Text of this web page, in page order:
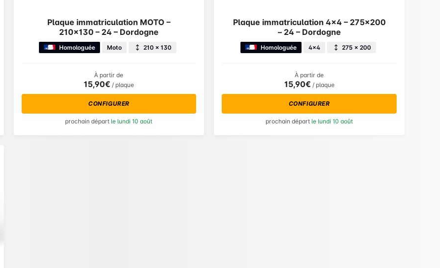
Plaque immatriculation MOTO –
210×130 – 24 – Dordogne
Homologuée Moto 210 × 130
À partir de
15,90€ / plaque
CONFIGURER
prochain départ le lundi 10 août
Plaque immatriculation 4×4 – 275×200
– 24 – Dordogne
Homologuée 4x4 275 × 200
À partir de
15,90€ / plaque
CONFIGURER
prochain départ le lundi 10 août